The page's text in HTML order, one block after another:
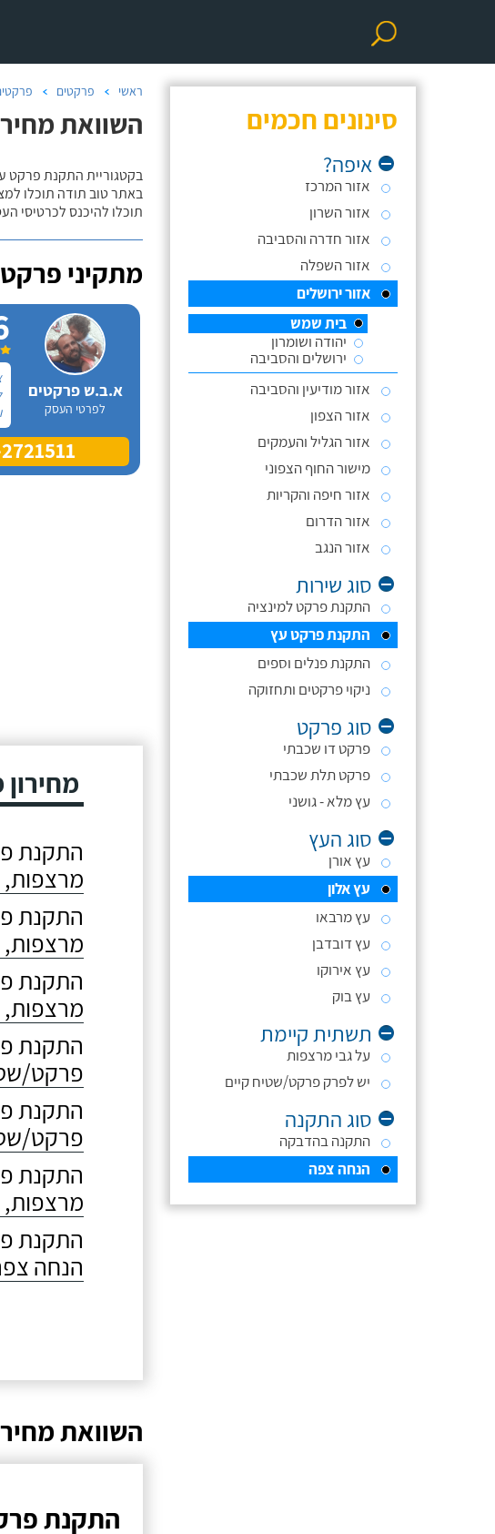
סינונים חכמים
איפה?
אזור המרכז
אזור השרון
אזור חדרה והסביבה
אזור השפלה
אזור ירושלים
בית שמש
יהודה ושומרון
ירושלים והסביבה
אזור מודיעין והסביבה
אזור הצפון
אזור הגליל והעמקים
מישור החוף הצפוני
אזור חיפה והקריות
אזור הדרום
אזור הנגב
סוג שירות
התקנת פרקט למינציה
התקנת פרקט עץ
התקנת פנלים וספים
ניקוי פרקטים ותחזוקה
סוג פרקט
פרקט דו שכבתי
פרקט תלת שכבתי
עץ מלא - גושני
סוג העץ
עץ אורן
עץ אלון
עץ מרבאו
עץ דובדבן
עץ אירוקו
עץ בוק
תשתית קיימת
על גבי מרצפות
יש לפרק פרקט/שטיח קיים
סוג התקנה
התקנה בהדבקה
הנחה צפה
ראשי פרקטים
השוואת
בקטגוריית התקנת פרקט
באתר טוב תודה תוכלו
תוכלו להיכנס לכרטיסי
מתקיני
א.ב.ש פרקטים
לפרטי העסק
התקנת
התקנת
התקנת
התקנת
פרקט/
התקנת
פרקט/
התקנת
התקנת
הנחה
השוואת
התקנת